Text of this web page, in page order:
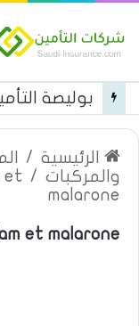
الرئيسية /
والمركبات /
et
malarone
et malarone